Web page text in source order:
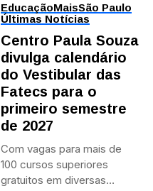
EducaçãoMaisSão Paulo
Últimas Notícias
Centro Paula Souza
divulga calendário
do Vestibular das
Fatecs para o
primeiro semestre
de 2027
Com vagas para mais de
100 cursos superiores
gratuitos em diversas